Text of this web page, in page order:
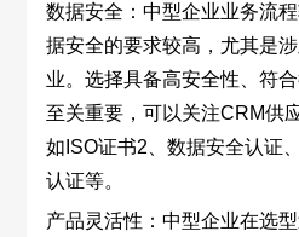
数据安全：中型企业业务流
据安全的要求较高，尤其是
业。选择具备高安全性、符
至关重要，可以关注CRM供
如ISO证书2、数据安全认证
认证等。
产品灵活性：中型企业在选